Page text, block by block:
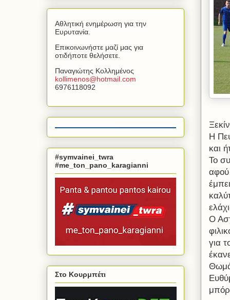
Η
και
Το
αφού
Ο
για
Θωμά
Αθλητική ενημέρωση για την
Ευρυτανία.
Επικοινωνήστε μαζί μας για
οτιδήποτε θελήσετε.
Παναγιώτης Κολλημένος
kollimenos@hotmail com
6976118092
#symvainei_twra
#me_ton_pano_karagianni
Στο Κουρμπέτι